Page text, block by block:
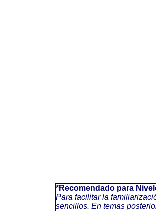
*Recomendado para
Para facilitar la
sencillos. En temas